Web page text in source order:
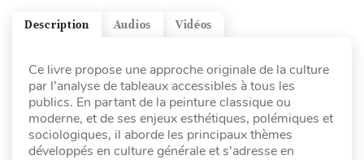
Vidéos
Audios
Description
Ce livre propose une approche originale de la culture
par l’analyse de tableaux accessibles à tous les
publics. En partant de la peinture classique ou
moderne, et de ses enjeux esthétiques, polémiques et
sociologiques, il aborde les principaux thèmes
développés en culture générale et s’adresse en